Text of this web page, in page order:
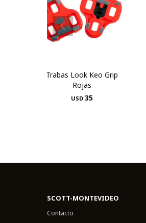
Trabas Look Keo Grip
Rojas
USD 35
SCOTT-MONTEVIDEO
Contacto